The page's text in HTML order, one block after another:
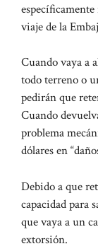
viaje de la
Cuando vaya a
todo terreno o
pedirán que
Cuando
problema
dólares en
Debido a que
capacidad para
que vaya a un
extorsión.